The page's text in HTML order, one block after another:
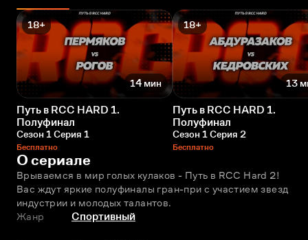
18+
14 мин
Путь в RCC HARD 1.
Полуфинал
Сезон 1 Серия 1
Бесплатно
18+
13
Путь в RCC HARD 1.
Полуфинал
Сезон 1 Серия 2
Бесплатно
О сериале
Врываемся в мир голых кулаков - Путь в RCC Hard 2!
Вас ждут яркие полуфиналы гран-при с участием звезд
индустрии и молодых талантов.
Жанр
Спортивный